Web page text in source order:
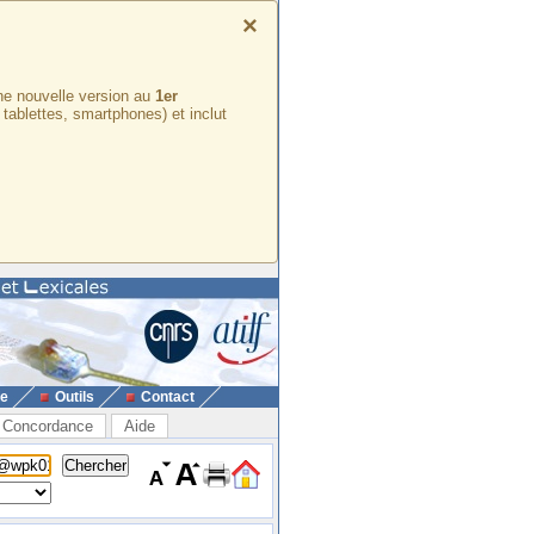
×
nouvelle version au 1er
smartphones) et inclut
Outils Contact
Concordance Aide